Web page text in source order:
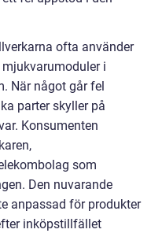
ofta använder
i
När något går fel
parter skyller på
Konsumenten
som
Den nuvarande
anpassad för produkter
inköpstillfället